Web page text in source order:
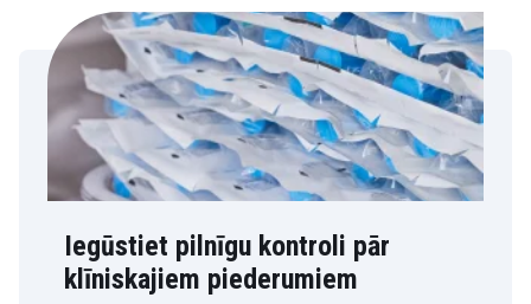
Iegūstiet pilnīgu kontroli pār
klīniskajiem piederumiem